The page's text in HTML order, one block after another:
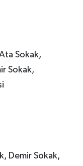
Sokak,
Sokak,
Demir Sokak,